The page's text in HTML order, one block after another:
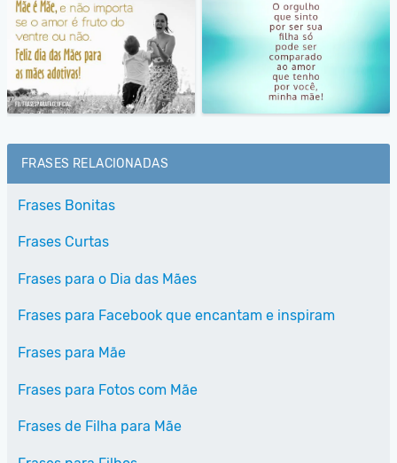
FRASES RELACIONADAS
Frases Bonitas
Frases Curtas
Frases para o Dia das Mães
Frases para Facebook que encantam e inspiram
Frases para Mãe
Frases para Fotos com Mãe
Frases de Filha para Mãe